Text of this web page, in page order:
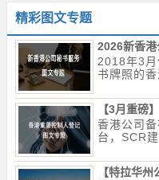
精彩图文专题
2026新香
2018年3月
书牌照的
【3月重磅
香港公司
台，SCR
【特拉华